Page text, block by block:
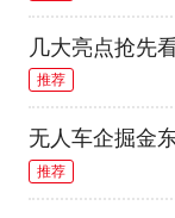
几大亮点抢先
推荐
无人车企掘金
推荐